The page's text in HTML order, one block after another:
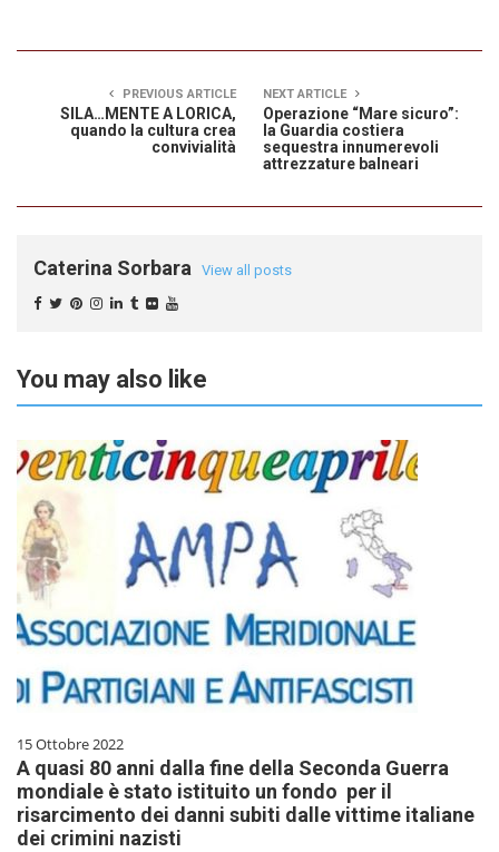
PREVIOUS ARTICLE
SILA…MENTE A LORICA,
quando la cultura crea
convivialità
NEXT ARTICLE
Operazione “Mare sicuro”:
la Guardia costiera
sequestra innumerevoli
attrezzature balneari
Caterina Sorbara View all posts
You may also like
15 Ottobre 2022
A quasi 80 anni dalla fine della Seconda Guerra
mondiale è stato istituito un fondo per il
risarcimento dei danni subiti dalle vittime italiane
dei crimini nazisti